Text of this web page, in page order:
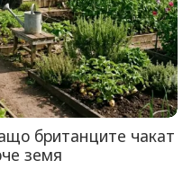
британците чакат
земя